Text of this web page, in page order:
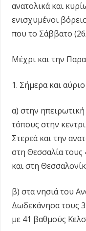
ανατολικά και
ενισχυμένοι
που το Σάββατο
Μέχρι και την
1. Σήμερα και
α) στην
τόπους στην
Στερεά και την
στη Θεσσαλία
και στη
β) στα νησιά του
Δωδεκάνησα τους
με 41 βαθμούς